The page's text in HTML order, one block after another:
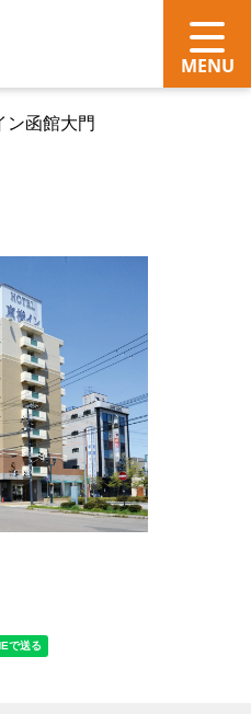
ン函館大門